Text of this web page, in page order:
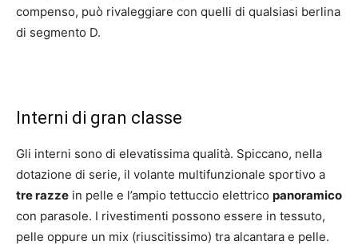
compenso, può rivaleggiare con quelli di qualsiasi berlina
di segmento D.
Interni di gran classe
Gli interni sono di elevatissima qualità. Spiccano, nella
dotazione di serie, il volante multifunzionale sportivo a
tre razze in pelle e l’ampio tettuccio elettrico panoramico
con parasole. I rivestimenti possono essere in tessuto,
pelle oppure un mix (riuscitissimo) tra alcantara e pelle.